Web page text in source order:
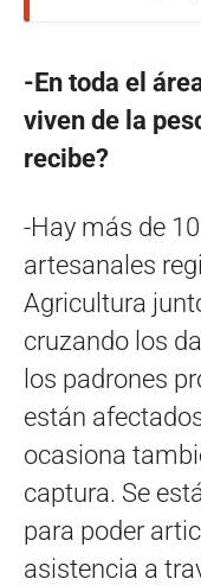
-En toda el
viven de la
recibe?
-Hay más de
artesanales
Agricultura
cruzando los
los padrones
están
ocasiona
captura. Se
para poder
asistencia a